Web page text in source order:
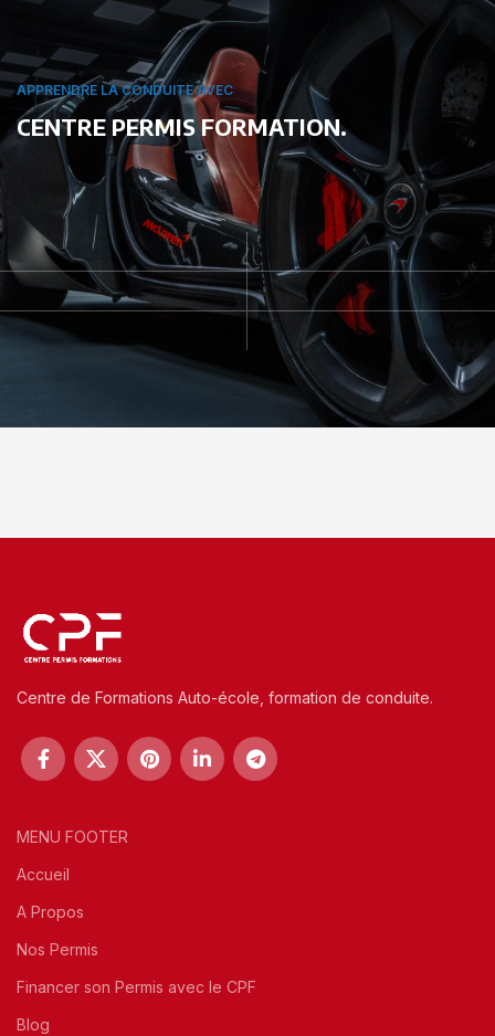
APPRENDRE LA CONDUITE AVEC
CENTRE PERMIS FORMATION.
Centre de Formations Auto-école, formation de conduite.
MENU FOOTER
Accueil
A Propos
Nos Permis
Financer son Permis avec le CPF
Blog